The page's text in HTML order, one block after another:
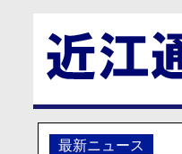
最新ニュース